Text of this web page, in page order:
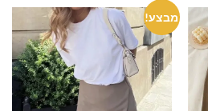
מבצע!